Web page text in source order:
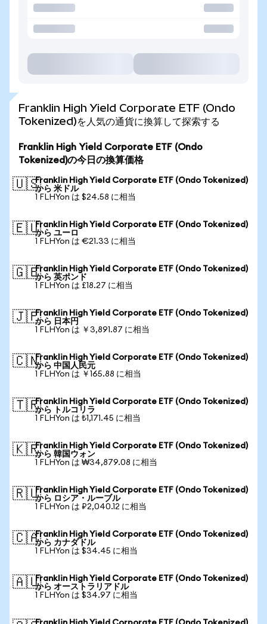
Franklin High Yield Corporate ETF (Ondo
Tokenized)を人気の通貨に換算して探索する
Franklin High Yield Corporate ETF (Ondo
Tokenized)の今日の換算価格
🇺🇸Franklin High Yield Corporate ETF (Ondo Tokenized)
から 米ドル
1 FLHYon は $24.58 に相当
🇪🇺Franklin High Yield Corporate ETF (Ondo Tokenized)
から ユーロ
1 FLHYon は €21.33 に相当
🇬🇧Franklin High Yield Corporate ETF (Ondo Tokenized)
から 英ポンド
1 FLHYon は £18.27 に相当
🇯🇵Franklin High Yield Corporate ETF (Ondo Tokenized)
から 日本円
1 FLHYon は ￥3,891.87 に相当
🇨🇳Franklin High Yield Corporate ETF (Ondo Tokenized)
から 中国人民元
1 FLHYon は ￥165.88 に相当
🇹🇷Franklin High Yield Corporate ETF (Ondo Tokenized)
から トルコリラ
1 FLHYon は ₺1,171.45 に相当
🇰🇷Franklin High Yield Corporate ETF (Ondo Tokenized)
から 韓国ウォン
1 FLHYon は ₩34,879.08 に相当
🇷🇺Franklin High Yield Corporate ETF (Ondo Tokenized)
から ロシア・ルーブル
1 FLHYon は ₽2,040.12 に相当
🇨🇦Franklin High Yield Corporate ETF (Ondo Tokenized)
から カナダドル
1 FLHYon は $34.45 に相当
🇦🇺Franklin High Yield Corporate ETF (Ondo Tokenized)
から オーストラリアドル
1 FLHYon は $34.97 に相当